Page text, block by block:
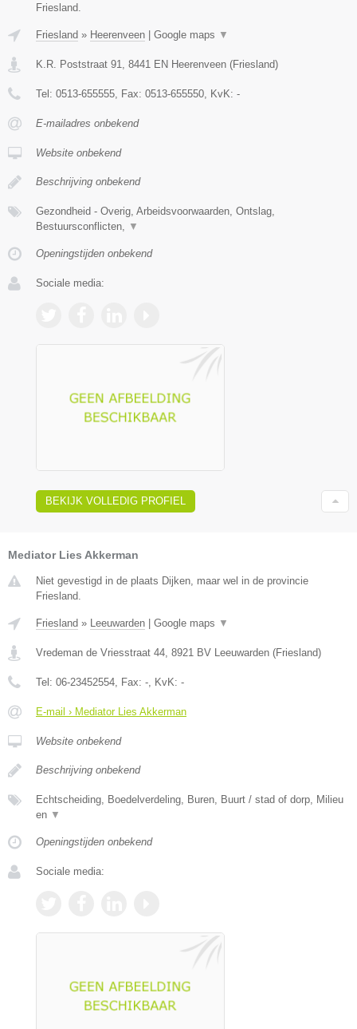
Friesland.
Friesland » Heerenveen Google maps ▼
K.R. Poststraat 91, 8441 EN Heerenveen (Friesland)
Tel: 0513-655555, Fax: 0513-655550, KvK: -
E-mailadres onbekend
Website onbekend
Beschrijving onbekend
Gezondheid - Overig, Arbeidsvoorwaarden, Ontslag,
Bestuursconflicten, ▼
Openingstijden onbekend
Sociale media:
BEKIJK VOLLEDIG PROFIEL
Mediator Lies Akkerman
Niet gevestigd in de plaats Dijken, maar wel in de provincie
Friesland.
Friesland » Leeuwarden Google maps ▼
Vredeman de Vriesstraat 44 8921 BV Leeuwarden (Friesland)
Tel: 06-23452554 , Fax: - , KvK: -
E-mail › Mediator Lies Akkerman
Website onbekend
Beschrijving onbekend
Echtscheiding, Boedelverdeling, Buren, Buurt / stad of dorp, Milieu
en ▼
Openingstijden onbekend
Sociale media: